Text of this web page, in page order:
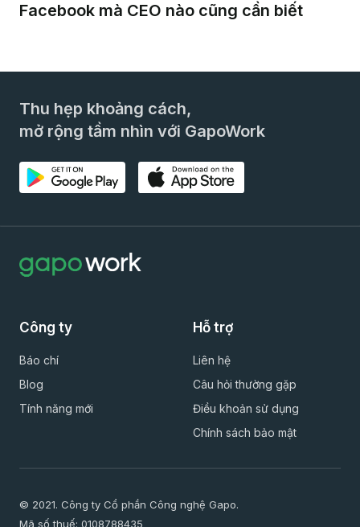
Facebook mà CEO nào cũng cần biết
Thu hẹp khoảng cách,
mở rộng tầm nhìn với GapoWork
Công ty
Báo chí
Blog
Tính năng mới
Hỗ trợ
Liên hệ
Câu hỏi thường gặp
Điều khoản sử dụng
Chính sách bảo mật
© 2021. Công ty Cổ phần Công nghệ Gapo.
Mã số thuế: 0108788435